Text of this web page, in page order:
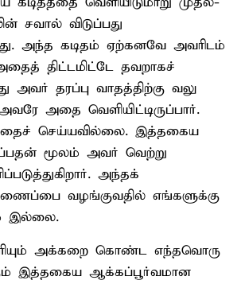
சவால் விடுப்பது
அந்த கடிதம் ஏற்கனவே அவரிடம்
திட்டமிட்டே தவறாகச்
அவர் தரப்பு வாதத்திற்கு வலு
அதை வெளியிட்டிருப்பார்.
செய்யவில்லை. இத்தகைய
மூலம் அவர் வெற்று
அந்தக்
வழங்குவதில் எங்களுக்கு
இல்லை.
அக்கறை கொண்ட எந்தவொரு
இத்தகைய ஆக்கப்பூர்வமான